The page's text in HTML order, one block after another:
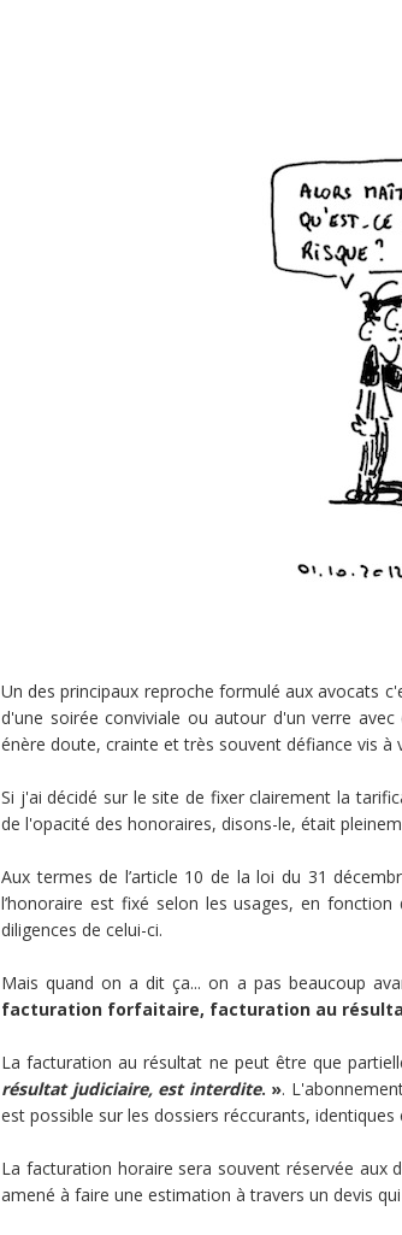
Un des principaux reproche formulé aux avocats
d'une soirée conviviale ou autour d'un verre
énère doute, crainte et très souvent défiance vis
Si j'ai décidé sur le site de fixer clairement la
de l'opacité des honoraires, disons-le, était
Aux termes de l’article 10 de la loi du 31
l’honoraire est fixé selon les usages, en
diligences de celui-ci.
Mais quand on a dit ça... on a pas beaucoup
facturation forfaitaire, facturation au
La facturation au résultat ne peut être que
résultat judiciaire, est interdite. ».
est possible sur les dossiers réccurants, identiques
La facturation horaire sera souvent réservée aux
amené à faire une estimation à travers un devis